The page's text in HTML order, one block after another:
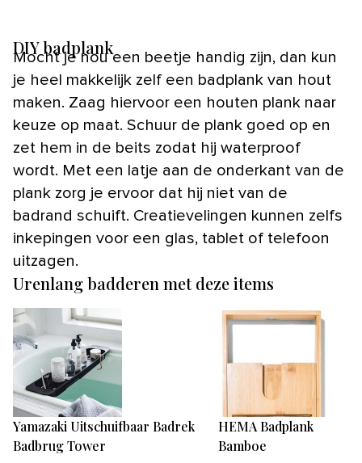
DIY badplank
Mocht je nou een beetje handig zijn, dan kun
je heel makkelijk zelf een badplank van hout
maken. Zaag hiervoor een houten plank naar
keuze op maat. Schuur de plank goed op en
zet hem in de beits zodat hij waterproof
wordt. Met een latje aan de onderkant van de
plank zorg je ervoor dat hij niet van de
badrand schuift. Creatievelingen kunnen zelfs
inkepingen voor een glas, tablet of telefoon
uitzagen.
Urenlang badderen met deze items
Yamazaki Uitschuifbaar Badrek
Badbrug Tower
HEMA Badplank
Bamboe